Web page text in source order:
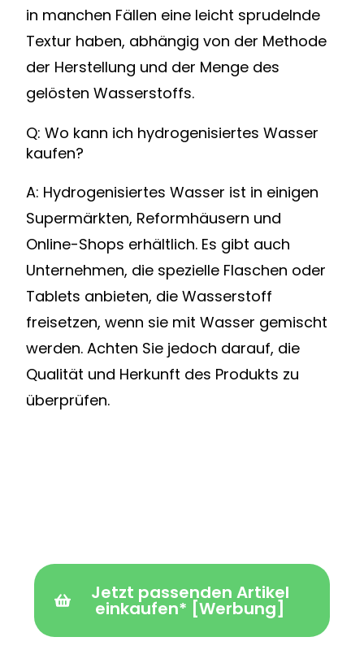
in manchen Fällen eine leicht sprudelnde
Textur haben, abhängig von der Methode
der Herstellung und der Menge des
gelösten Wasserstoffs.
Q: Wo kann ich hydrogenisiertes Wasser
kaufen?
A: Hydrogenisiertes Wasser ist in einigen
Supermärkten, Reformhäusern und
Online-Shops erhältlich. Es gibt auch
Unternehmen, die spezielle Flaschen oder
Tablets anbieten, die Wasserstoff
freisetzen, wenn sie mit Wasser gemischt
werden. Achten Sie jedoch darauf, die
Qualität und Herkunft des Produkts zu
überprüfen.
Jetzt passenden Artikel
einkaufen* [Werbung]